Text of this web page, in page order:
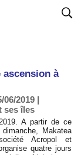
à
06/2019 |
ses îles
A partir de ce
Makatea
Acropol et
quatre jours